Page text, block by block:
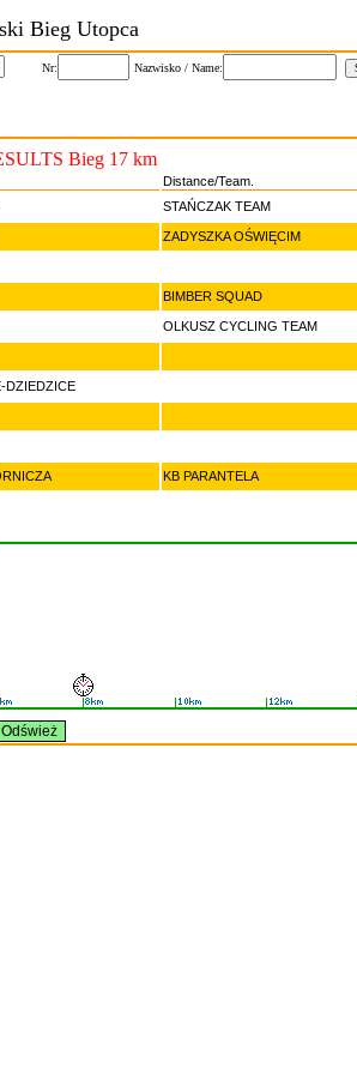
Bieg Utopca
Nr: Nazwisko / Name:
Bieg 17 km
Distance/Team.
STAŃCZAK TEAM
ZADYSZKA OŚWIĘCIM
BIMBER SQUAD
OLKUSZ CYCLING TEAM
DZIEDZICE
KB PARANTELA